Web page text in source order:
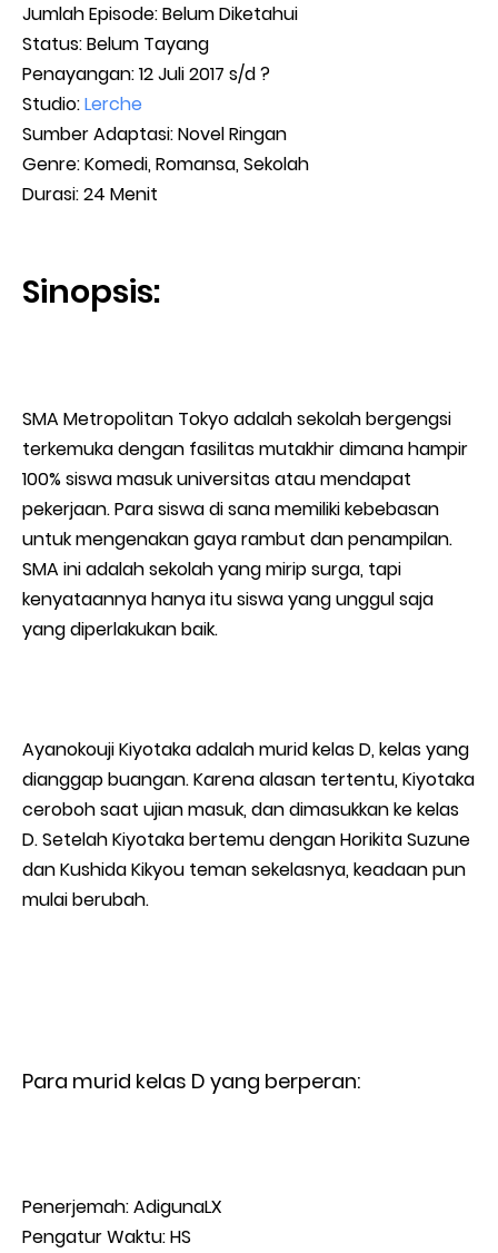
Jumlah Episode: Belum Diketahui
Status:Belum Tayang
Penayangan: 12 Juli 2017 s/d ?
Studio:Lerche
Sumber Adaptasi: Novel Ringan
Genre: Komedi, Romansa, Sekolah
Durasi: 24 Menit
Sinopsis:
SMA Metropolitan Tokyo adalah sekolah bergengsi
terkemuka dengan fasilitas mutakhir dimana hampir
100% siswa masuk universitas atau mendapat
pekerjaan. Para siswa di sana memiliki kebebasan
untuk mengenakan gaya rambut dan penampilan.
SMA ini adalah sekolah yang mirip surga, tapi
kenyataannya hanya itu siswa yang unggul saja
yang diperlakukan baik.
Ayanokouji Kiyotaka adalah murid kelas D, kelas yang
dianggap buangan. Karena alasan tertentu, Kiyotaka
ceroboh saat ujian masuk, dan dimasukkan ke kelas
D. Setelah Kiyotaka bertemu dengan Horikita Suzune
dan Kushida Kikyou teman sekelasnya, keadaan pun
mulai berubah.
Para murid kelas D yang berperan:
Penerjemah: AdigunaLX
Pengatur Waktu: HS